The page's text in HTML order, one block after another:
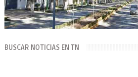
BUSCAR NOTICIAS EN TN